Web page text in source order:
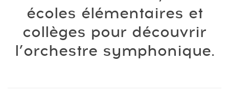
écoles élémentaires et
collèges pour découvrir
l’orchestre symphonique.